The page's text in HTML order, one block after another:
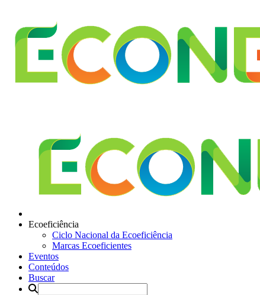
Ecoeficiência
Ciclo Nacional da Ecoeficiência
Marcas Ecoeficientes
Eventos
Conteúdos
Buscar